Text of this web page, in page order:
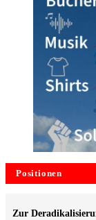
Positionen
Zur